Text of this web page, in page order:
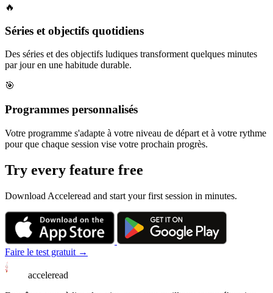
🔥
Séries et objectifs quotidiens
Des séries et des objectifs ludiques transforment quelques minutes
par jour en une habitude durable.
🎯
Programmes personnalisés
Votre programme s'adapte à votre niveau de départ et à votre rythme
pour que chaque session vise votre prochain progrès.
Try every feature free
Download Acceleread and start your first session in minutes.
Faire le test gratuit →
acceleread